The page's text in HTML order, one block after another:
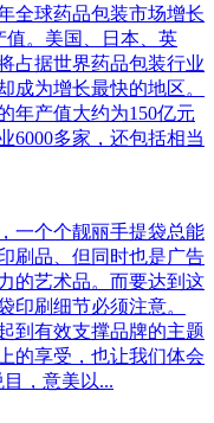
全球药品包装市场增长
值。美国、日本、英
占据世界药品包装行业
成为增长最快的地区。
年产值大约为150亿元
6000多家，还包括相当
一个个靓丽手提袋总能
刷品、但同时也是广告
的艺术品。而要达到这
印刷细节必须注意。
到有效支撑品牌的主题
的享受，也让我们体会
，意美以...